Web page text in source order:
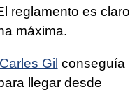
reglamento es claro
máxima.
Carles Gil conseguía
llegar desde